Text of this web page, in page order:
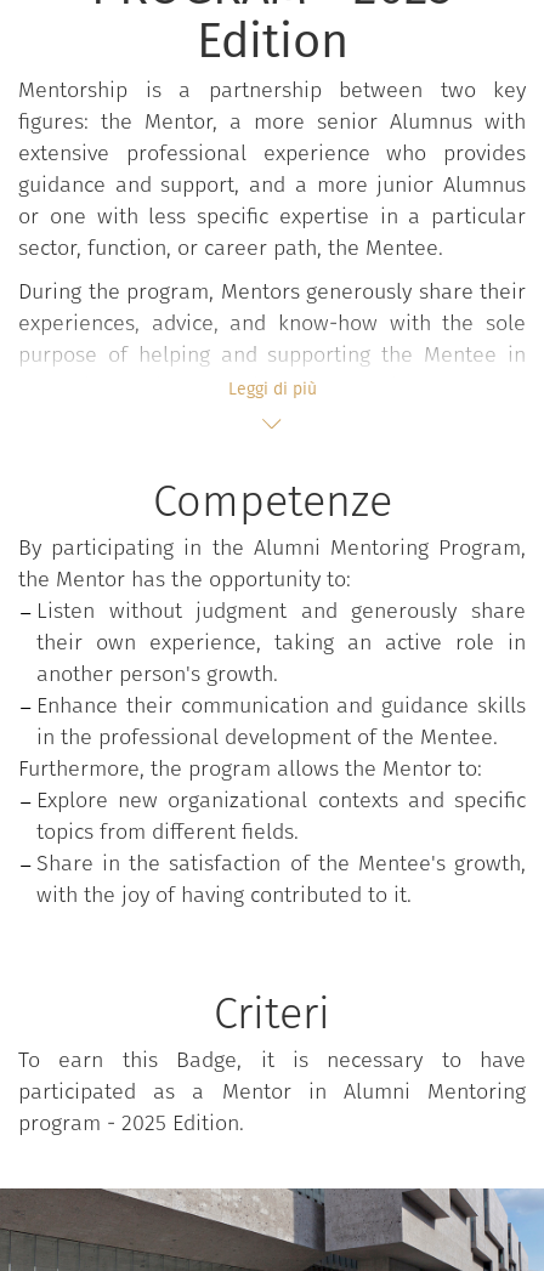
Edition
Mentorship is a partnership between two key
figures: the Mentor, a more senior Alumnus with
extensive professional experience who provides
guidance and support, and a more junior Alumnus
or one with less specific expertise in a particular
sector, function, or career path, the Mentee.
During the program, Mentors generously share their
experiences, advice, and know-how with the sole
purpose of helping and supporting the Mentee in
managing their professional growth journey more
relationship, where goals, mutual expectations, and
the mentoring framework are evaluated together.
The program takes place once a year and lasts
approximately six months, during which 3 to 6
meetings are recommended.
Leggi di più
Competenze
By participating in the Alumni Mentoring Program,
the Mentor has the opportunity to:
Listen without judgment and generously share
their own experience, taking an active role in
another person's growth.
Enhance their communication and guidance skills
in the professional development of the Mentee.
Furthermore, the program allows the Mentor to:
Explore new organizational contexts and specific
topics from different fields.
Share in the satisfaction of the Mentee's growth,
with the joy of having contributed to it.
Criteri
To earn this Badge, it is necessary to have
participated as a Mentor in Alumni Mentoring
program - 2025 Edition.